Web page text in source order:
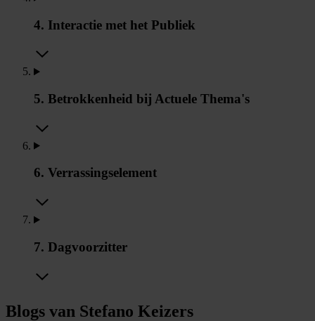
4. Interactie met het Publiek
5. Betrokkenheid bij Actuele Thema's
6. Verrassingselement
7. Dagvoorzitter
Blogs van Stefano Keizers